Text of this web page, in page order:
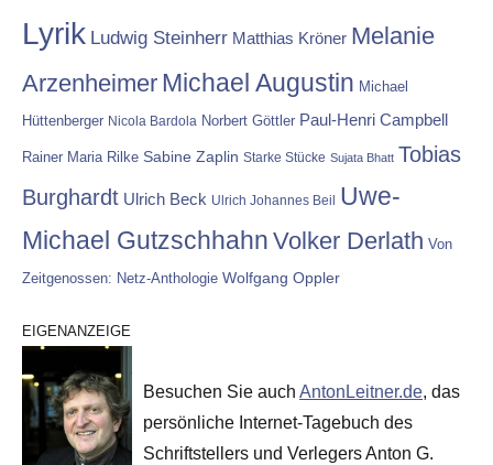
Lyrik Ludwig Steinherr Matthias Kröner Melanie
Arzenheimer Michael Augustin Michael
Hüttenberger Nicola Bardola Norbert Göttler Paul-Henri Campbell
Rainer Maria Rilke Sabine Zaplin Starke Stücke Sujata Bhatt Tobias
Burghardt Ulrich Beck Ulrich Johannes Beil
Uwe-
Michael Gutzschhahn Volker Derlath Von
Zeitgenossen: Netz-Anthologie Wolfgang Oppler
EIGENANZEIGE
Besuchen Sie auch AntonLeitner.de, das
persönliche Internet-Tagebuch des
Schriftstellers und Verlegers Anton G.